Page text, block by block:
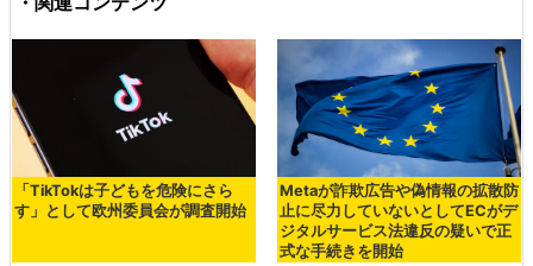
「TikTokは子どもを危険にさら
す」として欧州委員会が調査開始
Metaが詐欺広告や偽情報の拡散防
止に尽力していないとしてECがデ
ジタルサービス法違反の疑いで正
式な手続きを開始